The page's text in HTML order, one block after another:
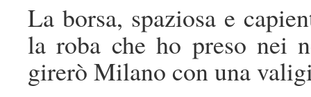
La borsa, spaziosa e
la roba che ho preso nei
girerò Milano con una